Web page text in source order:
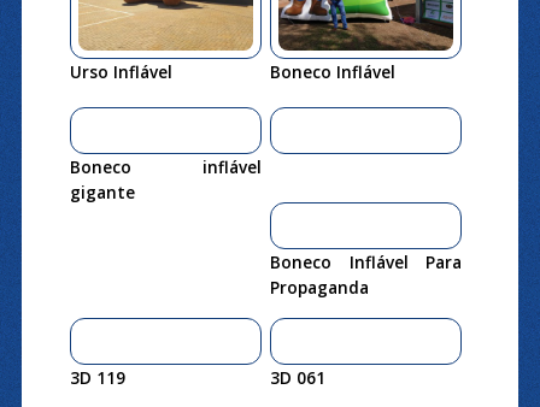
Urso Inflável Boneco Inflável
Boneco inflável
gigante
Boneco Inflável Para
Propaganda
3D 119 3D 061